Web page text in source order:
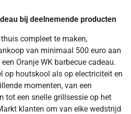
bij deelnemende producten
compleet te maken,
van minimaal 500 euro aan
Oranje WK barbecue cadeau.
op houtskool als op electriciteit en
momenten, van een
tot een snelle grillsessie op het
klanten om van elke wedstrijd